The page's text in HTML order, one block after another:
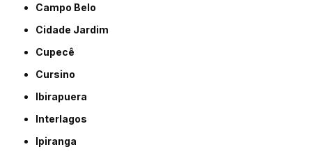
Campo Belo
Cidade Jardim
Cupecê
Cursino
Ibirapuera
Interlagos
Ipiranga